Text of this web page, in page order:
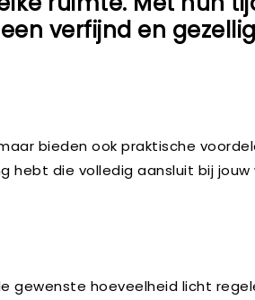
verfijnd en
bieden ook praktische
die volledig aansluit bij jouw
hoeveelheid licht